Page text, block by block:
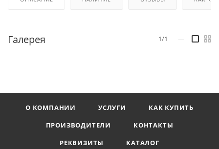
Галерея 1/1
О КОМПАНИИ УСЛУГИ
КАК КУПИТЬ
ПРОИЗВОДИТЕЛИ
КОНТАКТЫ
РЕКВИЗИТЫ
КАТАЛОГ